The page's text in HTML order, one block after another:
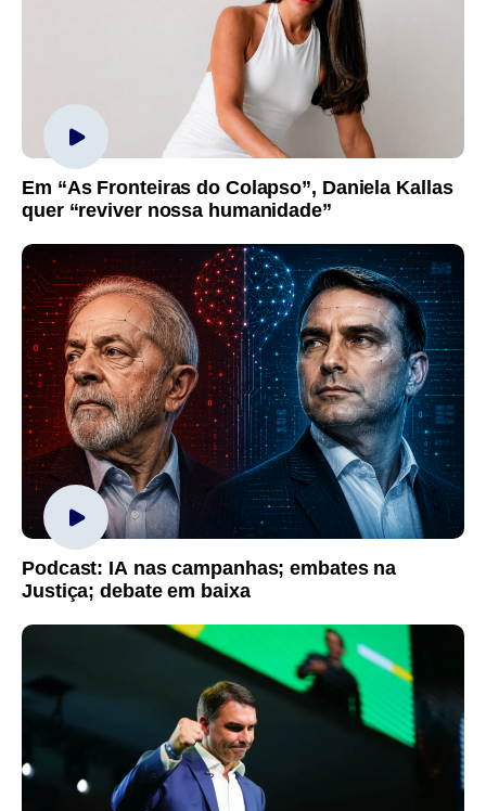
Em “As Fronteiras do Colapso”, Daniela Kallas
quer “reviver nossa humanidade”
Podcast: IA nas campanhas; embates na
Justiça; debate em baixa